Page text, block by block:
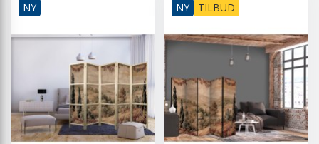
NY NY TILBUD